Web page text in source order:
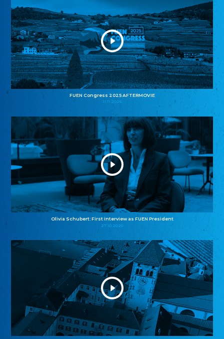
FUEN Congress 2025 AFTERMOVIE
11.11.2025
Olivia Schubert: First interview as FUEN President
27.10.2025